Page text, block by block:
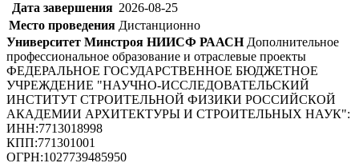
Дата завершения 2026-08-25
Место проведения Дистанционно
Университет Минстроя НИИСФ РААСН Дополнительное
профессиональное образование и отраслевые проекты
ФЕДЕРАЛЬНОЕ ГОСУДАРСТВЕННОЕ БЮДЖЕТНОЕ
УЧРЕЖДЕНИЕ "НАУЧНО-ИССЛЕДОВАТЕЛЬСКИЙ
ИНСТИТУТ СТРОИТЕЛЬНОЙ ФИЗИКИ РОССИЙСКОЙ
АКАДЕМИИ АРХИТЕКТУРЫ И СТРОИТЕЛЬНЫХ НАУК":
ИНН:7713018998
КПП:771301001
ОГРН:1027739485950